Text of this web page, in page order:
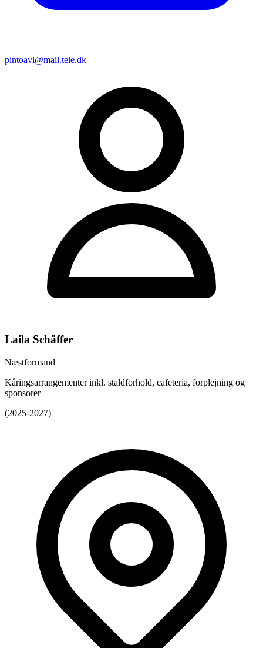
pintoavl@mail.tele.dk
Laila Schäffer
Næstformand
Kåringsarrangementer inkl. staldforhold, cafeteria, forplejning og
sponsorer
(2025-2027)